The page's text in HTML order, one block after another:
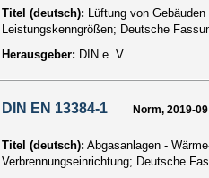
Titel (deutsch):
Lüftung von
Leistungskenngrößen; Deutsche
Herausgeber: DIN e. V.
DIN EN 13384-1 Norm, 2019-
Titel (deutsch): Abgasanlagen -
Verbrennungseinrichtung; Deutsche